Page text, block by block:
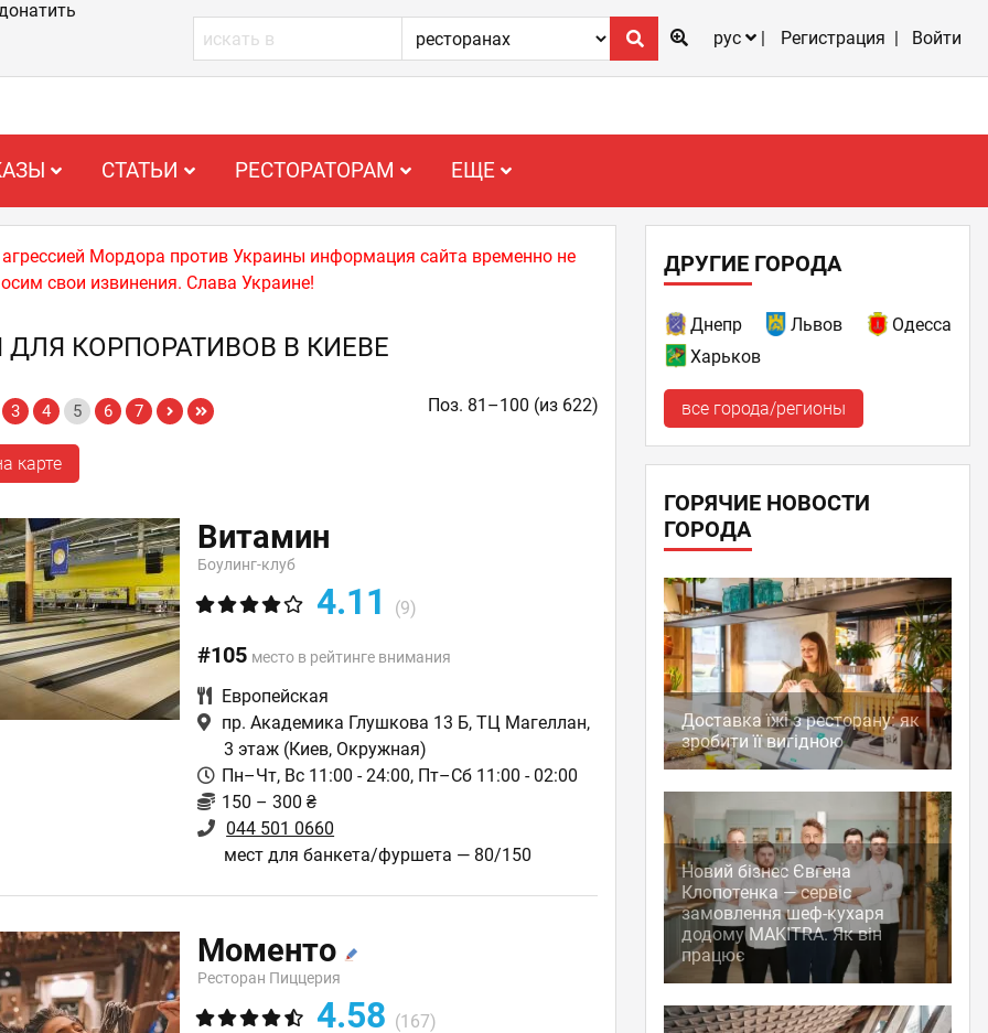
рус
Регистрация Войти
СТАТЬИ РЕСТОРАТОРАМ ЕЩЕ
агрессией Мордора против Украины информация сайта временно не
свои извинения. Слава Украине!
ДЛЯ КОРПОРАТИВОВ В КИЕВЕ
Поз. 81–100 (из 622)
3 4 5 6 7
карте
Витамин
Боулинг-клуб
4.11 (9)
#105 место в рейтинге внимания
Европейская
пр. Академика Глушкова 13 Б, ТЦ Магеллан,
3 этаж (Киев, Окружная)
Пн–Чт, Вс 11:00 - 24:00, Пт–Сб 11:00 - 02:00
150 – 300 ₴
044 501 0660
мест для банкета/фуршета — 80/150
Моменто
Ресторан Пиццерия
4.58 (167)
ДРУГИЕ ГОРОДА
Днепр Львов
Одесса
Харьков
все города/регионы
ГОРЯЧИЕ НОВОСТИ
ГОРОДА
Доставка їжі з ресторану: як
зробити її вигідною
Новий бізнес Євгена
Клопотенка — сервіс
замовлення шеф-кухаря
додому MAKITRA. Як він
працює